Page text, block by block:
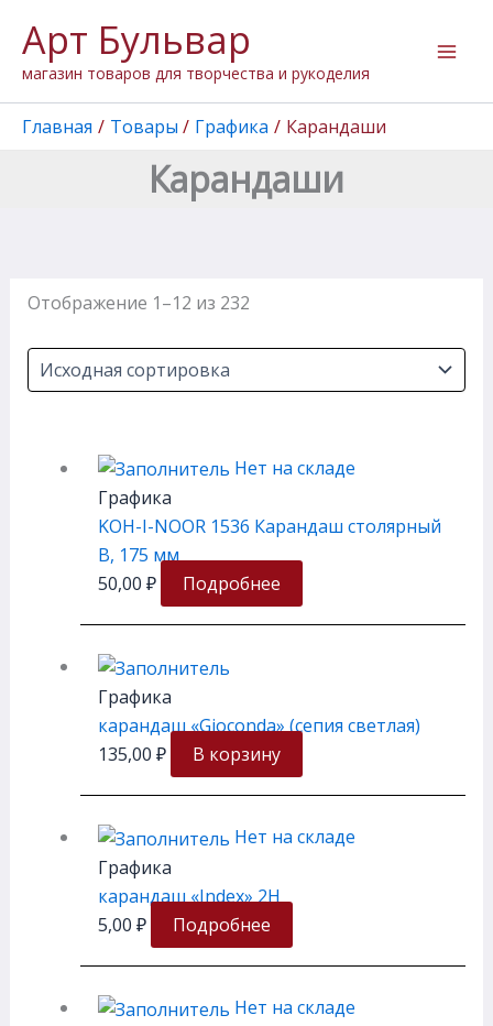
содержимому
Арт Бульвар
магазин товаров для творчества и рукоделия
Главная Товары Графика Карандаши
Карандаши
Отображение 1–12 из 232
Нет на складе
Графика
KOH-I-NOOR 1536 Карандаш столярный
B, 175 мм
50,00 ₽ Подробнее
Графика
карандаш «Gioconda» (сепия светлая)
135,00 ₽ В корзину
Нет на складе
Графика
карандаш «Index» 2H
5,00 ₽ Подробнее
Нет на складе